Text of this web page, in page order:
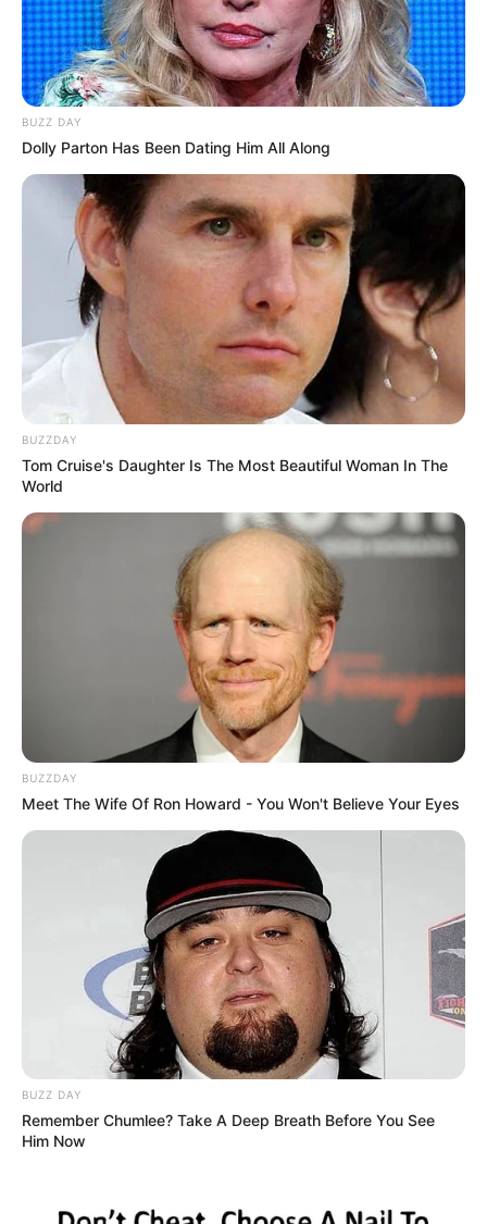
BUZZ DAY
Dolly Parton Has Been Dating Him All Along
BUZZDAY
Tom Cruise's Daughter Is The Most Beautiful Woman In The
World
BUZZDAY
Meet The Wife Of Ron Howard - You Won't Believe Your Eyes
BUZZ DAY
Remember Chumlee? Take A Deep Breath Before You See
Him Now